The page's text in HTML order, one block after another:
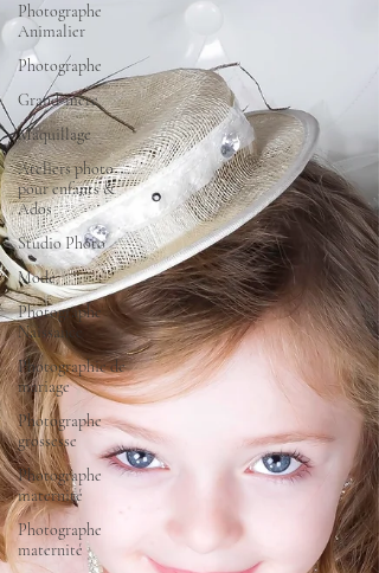
Photographe
Animalier
Photographe
Grand-mère
Maquillage
Ateliers photo
pour enfants &
Ados
Studio Photo
Mode
Photographe
Naissance
Photographie de
mariage
Photographe
grossesse
Photographe
maternité
Photographe
maternité